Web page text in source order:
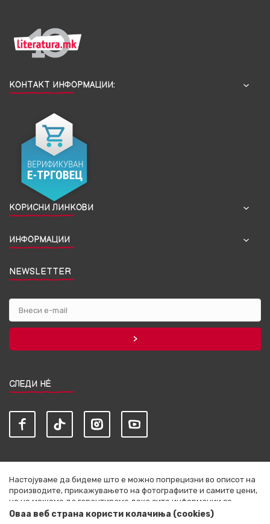
КОНТАКТ ИНФОРМАЦИИ:
КОРИСНИ ЛИНКОВИ
ИНФОРМАЦИИ
NEWSLETTER
СЛЕДИ НЀ
Настојуваме да бидеме што е можно попрецизни во описот на
производите, прикажувањето на фотографиите и самите цени,
но не можеме да гарантираме дека сите информации се
комплетни и без грешки. Сите артикли прикажани на сајтот се
Оваа веб страна користи колачиња (cookies)